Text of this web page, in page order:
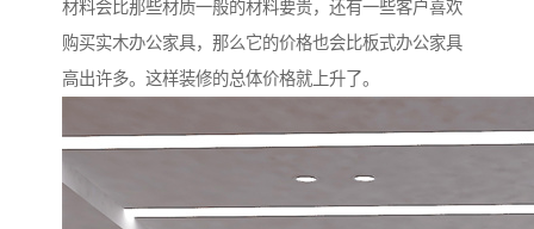
材料会比那些材质一般的材料要贵，还有一些客户喜欢
购买实木办公家具，那么它的价格也会比板式办公家具
高出许多。这样装修的总体价格就上升了。